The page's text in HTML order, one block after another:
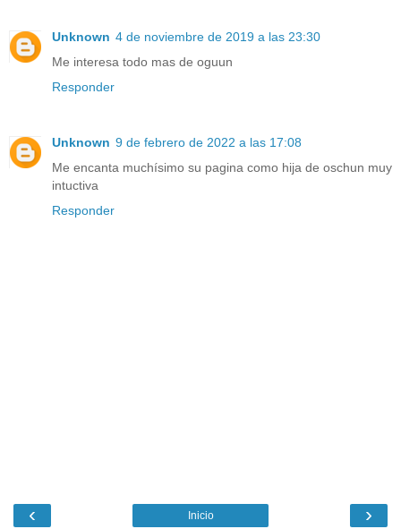
Unknown 4 de noviembre de 2019 a las 23:30
Me interesa todo mas de oguun
Responder
Unknown 9 de febrero de 2022 a las 17:08
Me encanta muchísimo su pagina como hija de oschun muy
intuctiva
Responder
‹ ›
Inicio